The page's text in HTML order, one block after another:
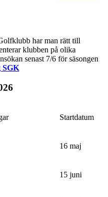
har man rätt till
klubben på olika
senast 7/6 för säsongen
SGK
Startdatum
16 maj
15 juni